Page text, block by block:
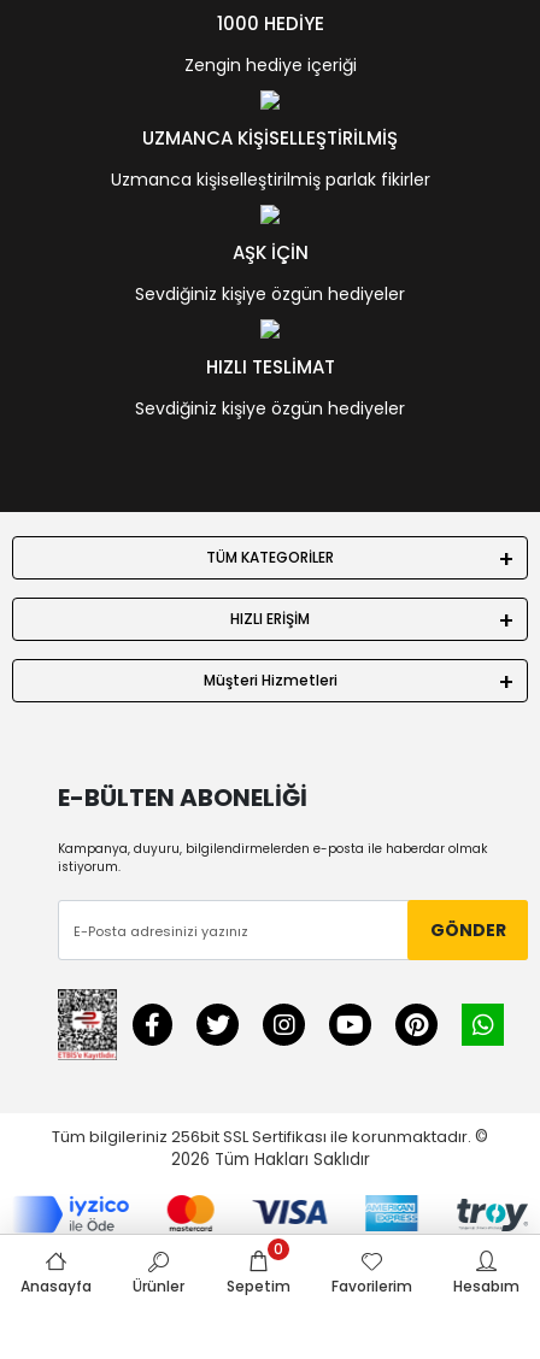
1000 HEDİYE
Zengin hediye içeriği
UZMANCA KİŞİSELLEŞTİRİLMİŞ
Uzmanca kişiselleştirilmiş parlak fikirler
AŞK İÇİN
Sevdiğiniz kişiye özgün hediyeler
HIZLI TESLİMAT
Sevdiğiniz kişiye özgün hediyeler
TÜM KATEGORİLER
HIZLI ERİŞİM
Müşteri Hizmetleri
E-BÜLTEN ABONELİĞİ
Kampanya, duyuru, bilgilendirmelerden e-posta ile haberdar olmak
istiyorum.
GÖNDER
Tüm bilgileriniz 256bit SSL Sertifikası ile korunmaktadır. ©
2026 Tüm Hakları Saklıdır
Anasayfa Ürünler Sepetim
0
Favorilerim
Hesabım